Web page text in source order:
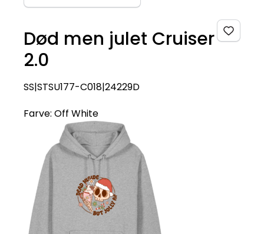
Død men julet Cruiser
2.0
SS|STSU177-C018|24229D
Farve: Off White